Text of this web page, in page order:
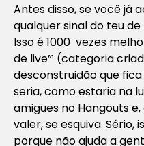
Antes disso, se você já
qualquer sinal do teu
Isso é 1000 vezes
de live”¹ (categoria
desconstruidão que
seria, como estaria na
amigues no Hangouts
valer, se esquiva.
porque não ajuda a